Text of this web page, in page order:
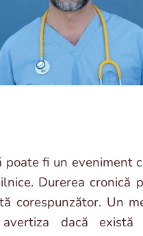
poate fi un eveniment
Durerea cronică
corespunzător. Un
dacă